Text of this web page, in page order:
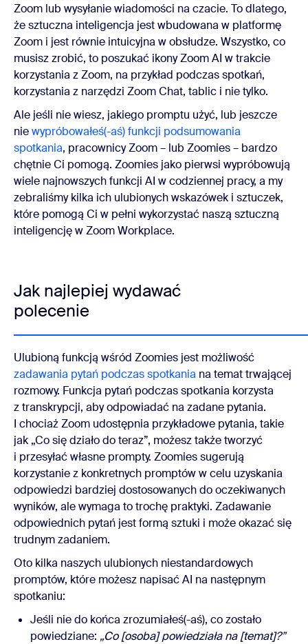
Zoom lub wysyłanie wiadomości na czacie. To dlatego,
że sztuczna inteligencja jest wbudowana w platformę
Zoom i jest równie intuicyjna w obsłudze. Wszystko, co
musisz zrobić, to poszukać ikony Zoom AI w trakcie
korzystania z Zoom, na przykład podczas spotkań,
korzystania z narzędzi Zoom Chat, tablic i nie tylko.
Ale jeśli nie wiesz, jakiego promptu użyć, lub jeszcze
niewypróbowałeś(-aś) funkcji podsumowania
spotkania, pracownicy Zoom – lub Zoomies – bardzo
chętnie Ci pomogą. Zoomies jako pierwsi wypróbowują
wiele najnowszych funkcji AI w codziennej pracy, a my
zebraliśmy kilka ich ulubionych wskazówek i sztuczek,
które pomogą Ci w pełni wykorzystać naszą sztuczną
inteligencję w Zoom Workplace.
Jak najlepiej wydawać
polecenie
Ulubioną funkcją wśród Zoomies jest możliwość
zadawania pytań podczas spotkania na temat trwającej
rozmowy. Funkcja pytań podczas spotkania korzysta
z transkrypcji, aby odpowiadać na zadane pytania.
I chociaż Zoom udostępnia przykładowe pytania, takie
jak „Co się działo do teraz”, możesz także tworzyć
i przesyłać własne prompty. Zoomies sugerują
korzystanie z konkretnych promptów w celu uzyskania
odpowiedzi bardziej dostosowanych do oczekiwanych
wyników, ale wymaga to trochę praktyki. Zadawanie
odpowiednich pytań jest formą sztuki i może okazać się
trudnym zadaniem.
Oto kilka naszych ulubionych niestandardowych
promptów, które możesz napisać AI na następnym
spotkaniu:
Jeśli nie do końca zrozumiałeś(-aś), co zostało
powiedziane: „Co [osoba] powiedziała na [temat]?”